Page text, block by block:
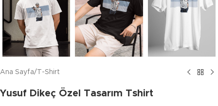
Ana Sayfa/ T-Shirt
Yusuf Dikeç Özel Tasarım Tshirt